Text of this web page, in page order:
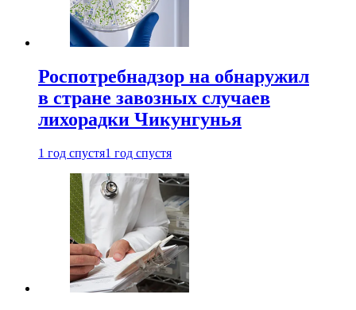
Роспотребнадзор на обнаружил
в стране завозных случаев
лихорадки Чикунгунья
1 год спустя1 год спустя